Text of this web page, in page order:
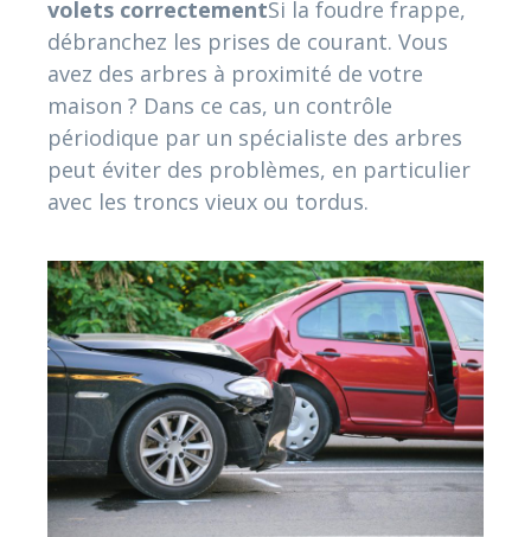
volets correctementSi la foudre frappe,
débranchez les prises de courant. Vous
avez des arbres à proximité de votre
maison ? Dans ce cas, un contrôle
périodique par un spécialiste des arbres
peut éviter des problèmes, en particulier
avec les troncs vieux ou tordus.